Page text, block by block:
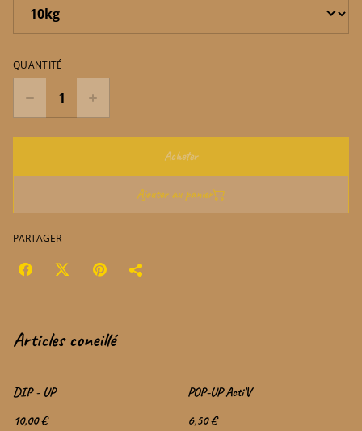
QUANTITÉ
Acheter
Ajouter au panier
PARTAGER
Articles coneillé
DIP - UP
10,00 €
POP-UP Acti’V
6,50 €